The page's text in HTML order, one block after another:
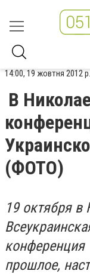
14:00, 19 жовтня 2012 р.
В
(ФОТО)
19 октября
конференция
прошлое,